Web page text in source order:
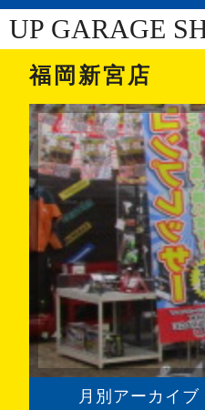
UP GARAGE
福岡新宮店
月別アーカイブ